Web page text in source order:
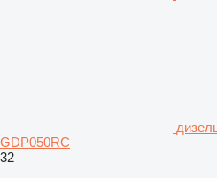
GDP050RC
32